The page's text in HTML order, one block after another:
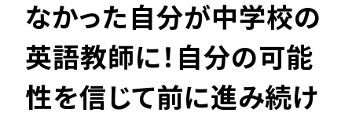
なかった自分が中学校の
英語教師に！自分の可能
性を信じて前に進み続け